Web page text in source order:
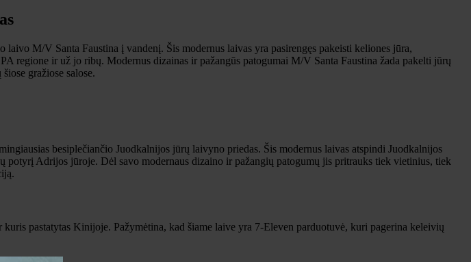
M/V Santa Faustina į vandenį. Šis modernus laivas yra pasirengęs pakeisti keliones jūra,
regione ir už jo ribų. Modernus dizainas ir pažangūs patogumai M/V Santa Faustina žada pakelti jūrų
gražiose salose.
besiplečiančio Juodkalnijos jūrų laivyno priedas. Šis modernus laivas atspindi Juodkalnijos
Adrijos jūroje. Dėl savo modernaus dizaino ir pažangių patogumų jis pritrauks tiek vietinius, tiek
pastatytas Kinijoje. Pažymėtina, kad šiame laive yra 7-Eleven parduotuvė, kuri pagerina keleivių